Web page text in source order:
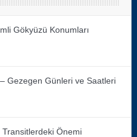
Gökyüzü Konumları
Gezegen Günleri ve Saatleri
Önemi